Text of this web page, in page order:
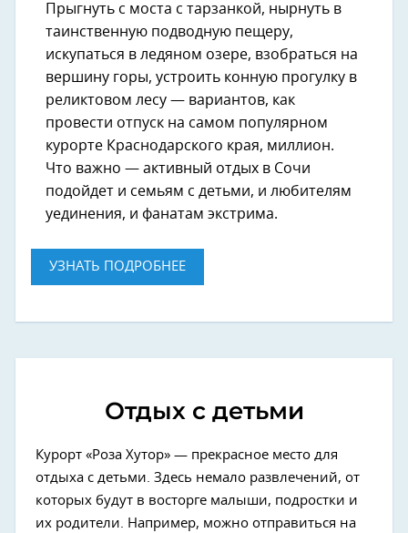
Прыгнуть с моста с тарзанкой, нырнуть в
таинственную подводную пещеру,
искупаться в ледяном озере, взобраться на
вершину горы, устроить конную прогулку в
реликтовом лесу — вариантов, как
провести отпуск на самом популярном
курорте Краснодарского края, миллион.
Что важно — активный отдых в Сочи
подойдет и семьям с детьми, и любителям
уединения, и фанатам экстрима.
УЗНАТЬ ПОДРОБНЕЕ
Отдых с детьми
Курорт «Роза Хутор» — прекрасное место для
отдыха с детьми. Здесь немало развлечений, от
которых будут в восторге малыши, подростки и
их родители. Например, можно отправиться на